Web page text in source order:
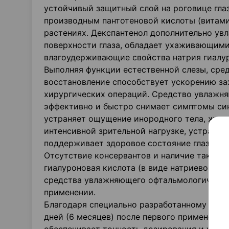
устойчивый защитный слой на роговице
производным пантотеновой кислоты
растениях. Декспантенол дополнительно
поверхности глаза, обладает
влагоудерживающие свойства натрия
Выполняя функции естественной слезы,
восстановление способствует ускорению
хирургических операций. Средство
эффективно и быстро снимает симптомы
устраняет ощущение инородного тела,
интенсивной зрительной нагрузке,
поддерживает здоровое состояние глаз.
Отсутствие консервантов и наличие таких
гиалуроновая кислота (в виде натриевой
средства увлажняющего
применении.
Благодаря специально разработанному
дней (6 месяцев) после первого